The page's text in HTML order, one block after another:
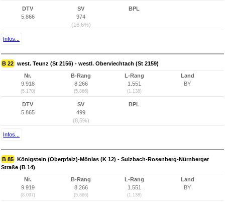
DTV
5.866
SV
974
(16,6%)
BPL
Infos...
B 22 west. Teunz (St 2156) - westl. Oberviechtach (St 2159)
Nr.
9.918
(5.170)
B-Rang
8.266
(5.866)
L-Rang
1.551
(1.138)
Land
BY
DTV
5.865
SV
499
(8,5%)
BPL
Infos...
B 85 Königstein (Oberpfalz)-Mönlas (K 12) - Sulzbach-Rosenberg-Nürnberger
Straße (B 14)
Nr.
9.919
(8.097)
B-Rang
8.266
(5.866)
L-Rang
1.551
(1.138)
Land
BY